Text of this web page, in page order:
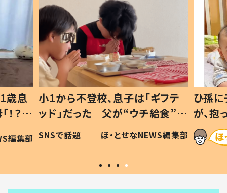
歳息
？」
編集部
小1から不登校、息子は「ギフテ
ッド」だった 父が“ウチ給食”を
作り続ける理由とは #令和の親
#令和の子
SNSで話題 ほ・とせなNEWS編集部
ひ孫
が、
「涙が
い」